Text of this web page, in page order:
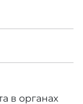
в органах